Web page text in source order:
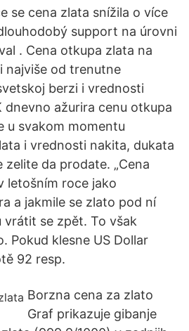
se cena zlata snížila o více
support na úrovni
. Cena otkupa zlata na
najviše od trenutne
berzi i vrednosti
dnevno ažurira cenu otkupa
u svakom momentu
i vrednosti nakita, dukata
da prodate. „Cena
letošním roce jako
a jakmile se zlato pod ní
se zpět. To však
Pokud klesne US Dollar
92 resp.
Borzna cena za zlato
Graf prikazuje gibanje